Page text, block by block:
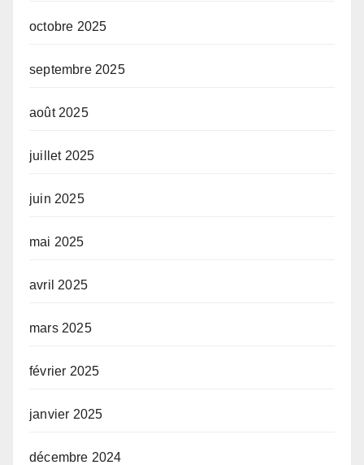
octobre 2025
septembre 2025
août 2025
juillet 2025
juin 2025
mai 2025
avril 2025
mars 2025
février 2025
janvier 2025
décembre 2024